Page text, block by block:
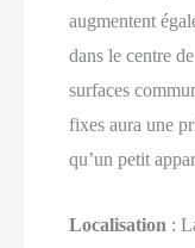
augmentent
dans le centre
surfaces
fixes aura une
qu’un petit
Localisation :